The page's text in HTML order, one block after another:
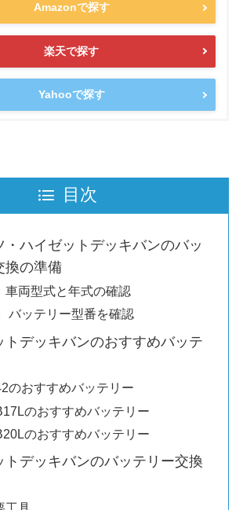
Amazonで探す
楽天で探す
Yahooで探す
目次
・ハイゼットデッキバンのバッ
換の準備
両型式と年式の確認
バッテリー型番を確認
トデッキバンのおすすめバッテ
のおすすめバッテリー
のおすすめバッテリー
のおすすめバッテリー
トデッキバンのバッテリー交換